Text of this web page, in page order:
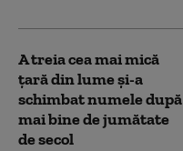
A treia cea mai mică
țară din lume și-a
schimbat numele după
mai bine de jumătate
de secol